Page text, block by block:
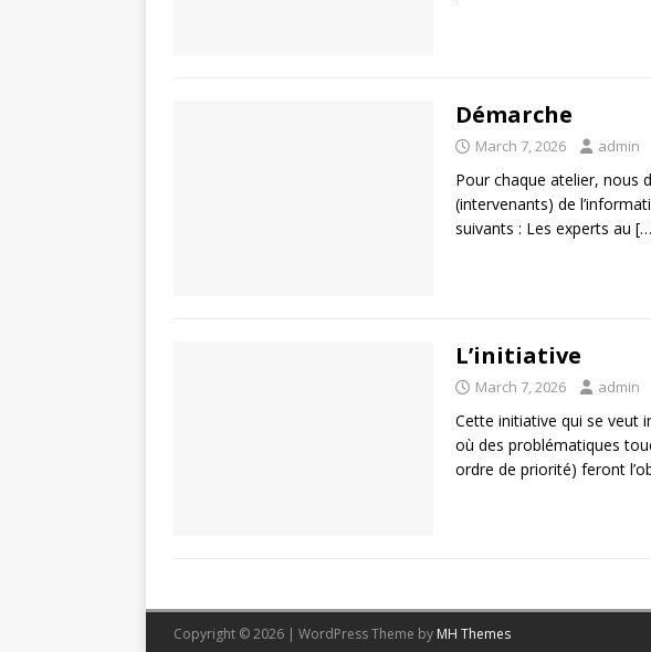
Démarche
March 7, 2026 admin
Pour chaque atelier, nous
(intervenants) de
suivants : Les experts au
L’initiative
March 7, 2026 admin
Cette initiative qui se veut
où des problématiques
ordre de priorité) feront
Copyright © 2026 | WordPress Theme by MH Themes